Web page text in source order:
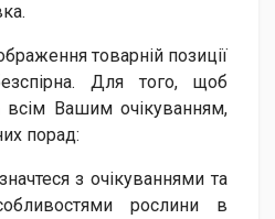
товарній позиції
Для того, щоб
всім Вашим очікуванням,
порад:
з очікуваннями та
рослини в